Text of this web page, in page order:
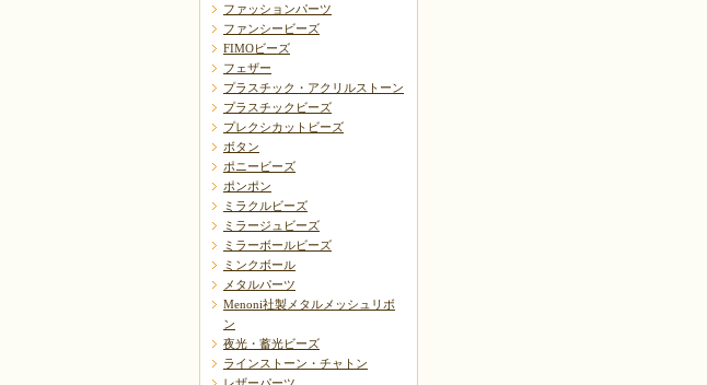
ファッションパーツ
ファンシービーズ
FIMOビーズ
フェザー
プラスチック・アクリルストーン
プラスチックビーズ
プレクシカットビーズ
ボタン
ポニービーズ
ポンポン
ミラクルビーズ
ミラージュビーズ
ミラーボールビーズ
ミンクボール
メタルパーツ
Menoni社製メタルメッシュリボ
ン
夜光・蓄光ビーズ
ラインストーン・チャトン